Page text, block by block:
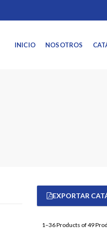
INICIO NOSOTROS
EXPORTAR
1–36 Products of 49